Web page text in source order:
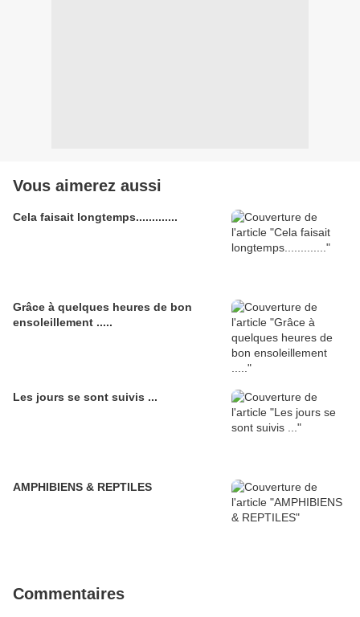
Vous aimerez aussi
Cela faisait longtemps.............
Grâce à quelques heures de bon
ensoleillement .....
Les jours se sont suivis ...
AMPHIBIENS & REPTILES
Commentaires